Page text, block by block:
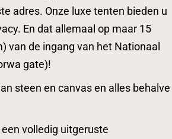
adres. Onze luxe tenten bieden u
En dat allemaal op maar 15
van de ingang van het Nationaal
gate)!
steen en canvas en alles behalve
volledig uitgeruste